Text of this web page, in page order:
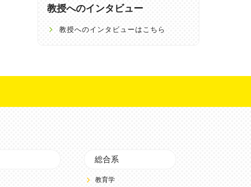
教授へのインタビュー
教授へのインタビューはこちら
総合系
教育学